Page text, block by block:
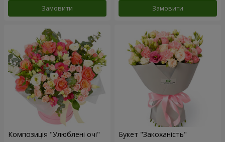
Замовити Замовити
Композиція "Улюблені очі" Букет "Закоханість"